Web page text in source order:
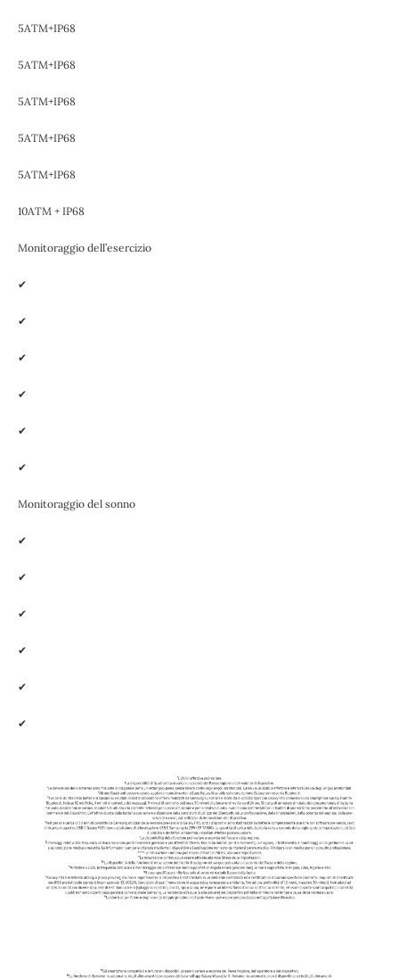
5ATM+IP68
5ATM+IP68
5ATM+IP68
5ATM+IP68
5ATM+IP68
10ATM + IP68
Monitoraggio dell’esercizio
✔
✔
✔
✔
✔
✔
Monitoraggio del sonno
✔
✔
✔
✔
✔
✔